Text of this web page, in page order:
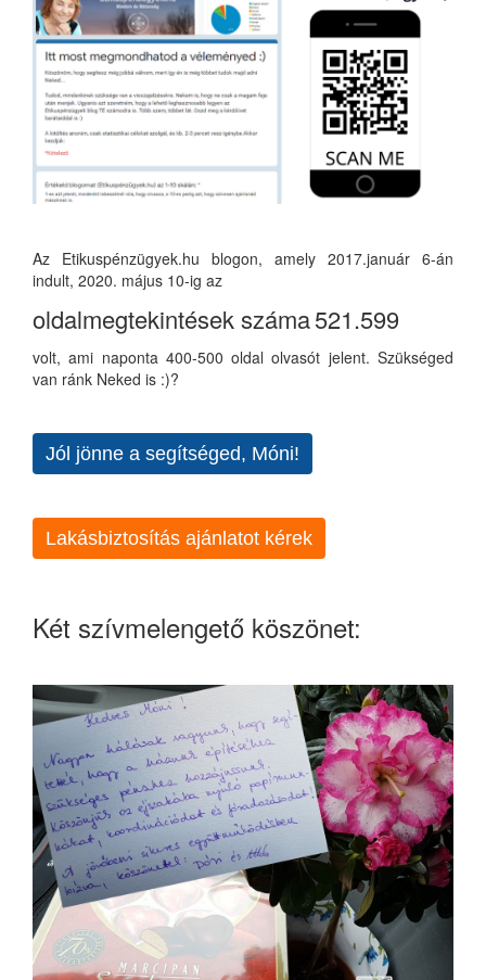
Az Etikuspénzügyek.hu blogon, amely 2017.január 6-án
indult, 2020. május 10-ig az
oldalmegtekintések száma521.599
volt, ami naponta 400-500 oldal olvasót jelent. Szükséged
van ránk Neked is :)?
Jól jönne a segítséged, Móni!
Lakásbiztosítás ajánlatot kérek
Két szívmelengető köszönet: